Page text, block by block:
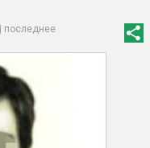
последнее